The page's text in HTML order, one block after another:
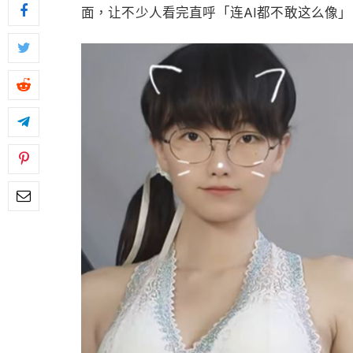
面，让不少人看完直呼「连AI都不敢这么像